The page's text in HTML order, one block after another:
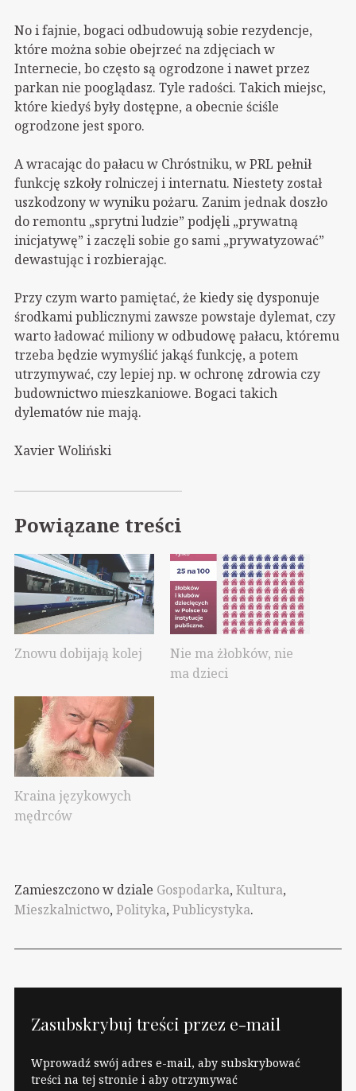
No i fajnie, bogaci odbudowują sobie rezydencje,
które można sobie obejrzeć na zdjęciach w
Internecie, bo często są ogrodzone i nawet przez
parkan nie pooglądasz. Tyle radości. Takich miejsc,
które kiedyś były dostępne, a obecnie ściśle
ogrodzone jest sporo.
A wracając do pałacu w Chróstniku, w PRL pełnił
funkcję szkoły rolniczej i internatu. Niestety został
uszkodzony w wyniku pożaru. Zanim jednak doszło
do remontu „sprytni ludzie” podjęli „prywatną
inicjatywę” i zaczęli sobie go sami „prywatyzować”
dewastując i rozbierając.
Przy czym warto pamiętać, że kiedy się dysponuje
środkami publicznymi zawsze powstaje dylemat, czy
warto ładować miliony w odbudowę pałacu, któremu
trzeba będzie wymyślić jakąś funkcję, a potem
utrzymywać, czy lepiej np. w ochronę zdrowia czy
budownictwo mieszkaniowe. Bogaci takich
dylematów nie mają.
Xavier Woliński
Powiązane treści
Znowu dobijają kolej
Nie ma żłobków, nie
ma dzieci
Kraina językowych
mędrców
Zamieszczono w dziale Gospodarka, Kultura,
Mieszkalnictwo, Polityka, Publicystyka.
Zasubskrybuj treści przez e-mail
Wprowadź swój adres e-mail, aby subskrybować
treści na tej stronie i aby otrzymywać